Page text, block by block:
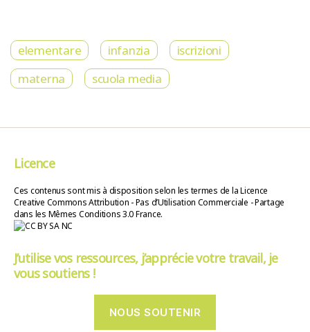
elementare infanzia
iscrizioni
materna
scuola media
Licence
Ces contenus sont mis à disposition selon les termes de la Licence
Creative Commons Attribution - Pas d’Utilisation Commerciale - Partage
dans les Mêmes Conditions 3.0 France.
J’utilise vos ressources, j’apprécie votre travail, je
vous soutiens !
NOUS SOUTENIR